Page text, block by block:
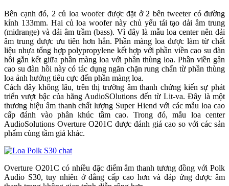
Bên cạnh đó, 2 củ loa woofer được đặt ở 2 bên tweeter có đường
kính 133mm. Hai củ loa woofer này chủ yếu tái tạo dải âm trung
(midrange) và dải âm trầm (bass). Vì đây là mẫu loa center nên dải
âm trung được ưu tiên hơn hẳn. Phần màng loa được làm từ chất
liệu nhựa tổng hợp polypropylene kết hợp với phần viền cao su đàn
hồi gắn kết giữa phần màng loa với phần thùng loa. Phần viền gân
cao su đàn hồi này có tác dụng ngăn chặn rung chấn từ phần thùng
loa ảnh hưởng tiêu cực đến phần màng loa.
Cách đây không lâu, trên thị trường âm thanh chứng kiến sự phát
triển vượt bậc của hãng AudioSOlutions đến từ Lit-va. Đây là một
thương hiệu âm thanh chất lượng Super Hiend với các mẫu loa cao
cấp đánh vào phân khúc tầm cao. Trong đó, mẫu loa center
AudioSolutions Overture O201C được đánh giá cao so với các sản
phẩm cùng tầm giá khác.
Overture O201C có nhiều đặc điểm âm thanh tương đồng với Polk
Audio S30, tuy nhiên ở đẳng cấp cao hơn và đáp ứng được âm